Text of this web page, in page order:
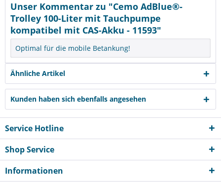
Unser Kommentar zu "Cemo AdBlue®-
Trolley 100-Liter mit Tauchpumpe
kompatibel mit CAS-Akku - 11593"
Optimal für die mobile Betankung!
Ähnliche Artikel
Kunden haben sich ebenfalls angesehen
Service Hotline
Shop Service
Informationen